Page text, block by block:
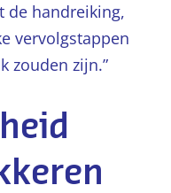
de handreiking,
vervolgstappen
zouden zijn.”